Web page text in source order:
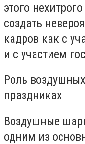
этого
создать
кадров как с
и с участием
Роль
праздниках
Воздушные
одним из